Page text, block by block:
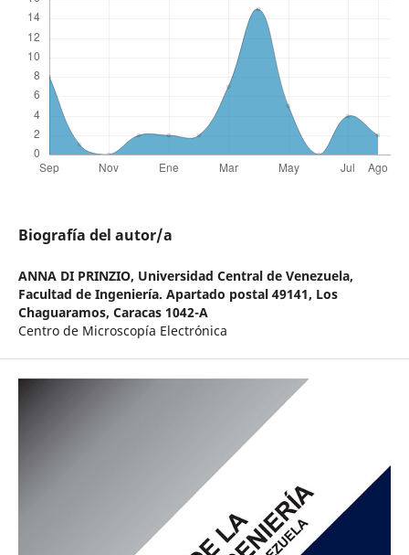
Biografía del autor/a
ANNA DI PRINZIO, Universidad Central de Venezuela,
Facultad de Ingeniería. Apartado postal 49141, Los
Chaguaramos, Caracas 1042-A
Centro de Microscopía Electrónica